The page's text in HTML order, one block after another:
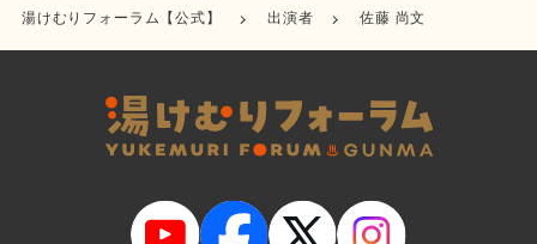
湯けむりフォーラム【公式】 出演者 佐藤 尚文